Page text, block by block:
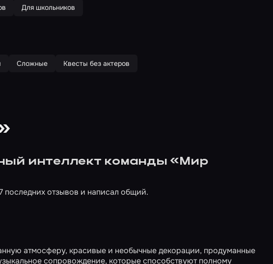
Для школьников
Сложные Квесты без актеров
интеллект команды «Мир
последних отзывов и написал общий.
атмосферу, красивые и необычные декорации, продуманные
сопровождение, которые способствуют полному